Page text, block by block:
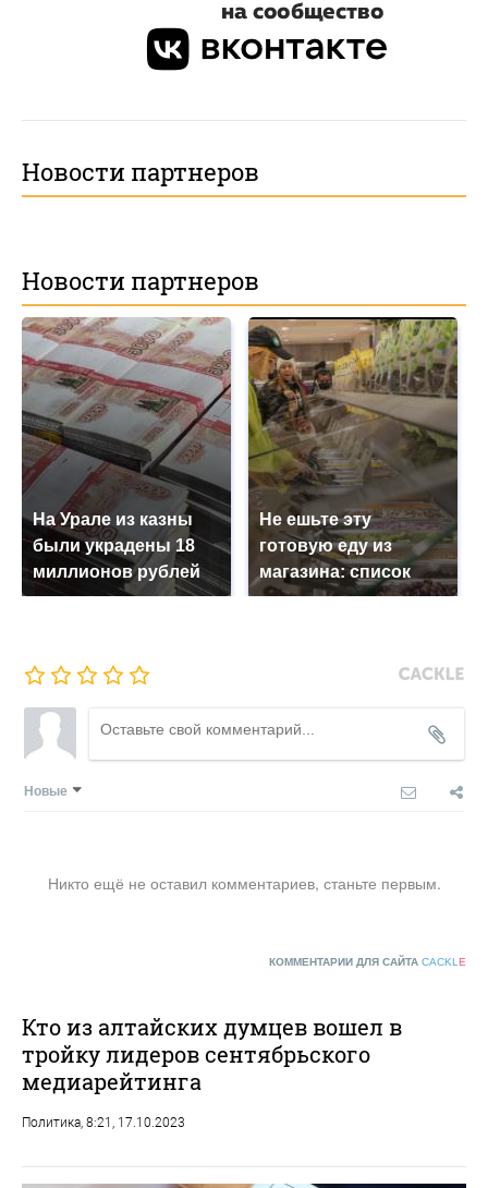
Новости партнеров
Новости партнеров
На Урале из казны
были украдены 18
миллионов рублей
Не ешьте эту
готовую еду из
магазина: список
Новые
Никто ещё не оставил комментариев, станьте первым.
КОММЕНТАРИИ ДЛЯ САЙТА CACKL E
Кто из алтайских думцев вошел в
тройку лидеров сентябрьского
медиарейтинга
Политика, 8:21, 17.10.2023